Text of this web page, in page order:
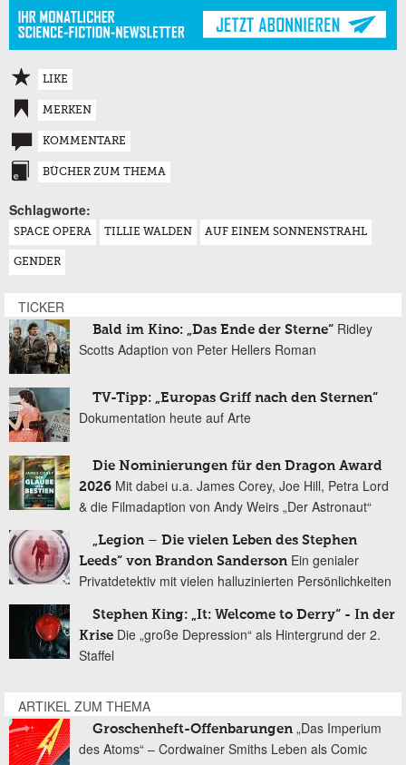
LIKE
MERKEN
KOMMENTARE
BÜCHER ZUM THEMA
Schlagworte:
SPACE OPERA TILLIE WALDEN AUF EINEM SONNENSTRAHL
GENDER
TICKER
Bald im Kino: „Das Ende der Sterne“ Ridley
Scotts Adaption von Peter Hellers Roman
TV-Tipp: „Europas Griff nach den Sternen“
Dokumentation heute auf Arte
Die Nominierungen für den Dragon Award
2026 Mit dabei u.a. James Corey, Joe Hill, Petra Lord
& die Filmadaption von Andy Weirs „Der Astronaut“
„Legion – Die vielen Leben des Stephen
Leeds“ von Brandon Sanderson Ein genialer
Privatdetektiv mit vielen halluzinierten Persönlichkeiten
Stephen King: „It: Welcome to Derry“ - In der
Krise Die „große Depression“ als Hintergrund der 2.
Staffel
ARTIKEL ZUM THEMA
Groschenheft-Offenbarungen „Das Imperium
des Atoms“ – Cordwainer Smiths Leben als Comic